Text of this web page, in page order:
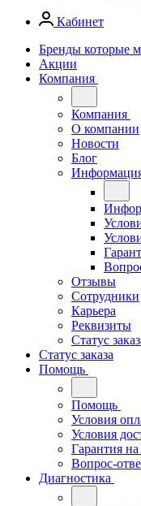
Кабинет
Бренды которые
Акции
Компания
Компания
О компании
Новости
Блог
Отзывы
Сотрудники
Карьера
Реквизиты
Статус
Статус заказа
Помощь
Помощь
Условия
Условия
Гарантия
Вопрос-
Диагностика